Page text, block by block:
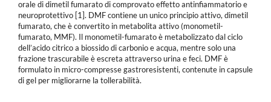
orale di dimetil fumarato di comprovato effetto antinfiammatorio e
neuroprotettivo [1]. DMF contiene un unico principio attivo, dimetil
fumarato, che è convertito in metabolita attivo (monometil-
fumarato, MMF). Il monometil-fumarato è metabolizzato dal ciclo
dell’acido citrico a biossido di carbonio e acqua, mentre solo una
frazione trascurabile è escreta attraverso urina e feci. DMF è
formulato in micro-compresse gastroresistenti, contenute in capsule
di gel per migliorarne la tollerabilità.